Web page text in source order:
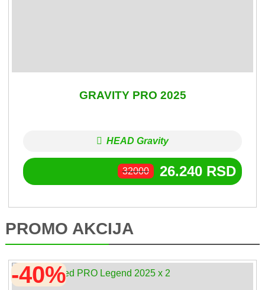
GRAVITY PRO 2025
HEAD Gravity
32000 26.240 RSD
PROMO AKCIJA
-40%